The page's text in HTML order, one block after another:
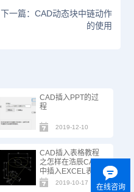
下一篇：CAD动态块中链动作
的使用
CAD插入PPT的过
程
2019-12-10
CAD插入表格教程
之怎样在浩辰CAD
中插入EXCEL表格
2019-10-17 在线咨询